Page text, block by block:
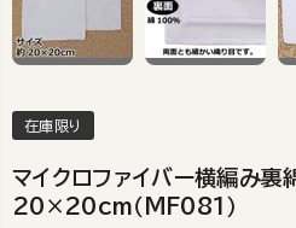
在庫限り
マイクロファイバー横編み裏
20×20cm（MF081）